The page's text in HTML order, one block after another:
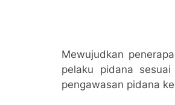
​Mewujudkan
pelaku pidana
pengawasan pidana